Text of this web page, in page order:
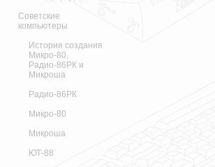
Советские
компьютеры
История создания
Микро-80,
Радио-86РК и
Микроша
Радио-86РК
Микро-80
Микроша
ЮТ-88